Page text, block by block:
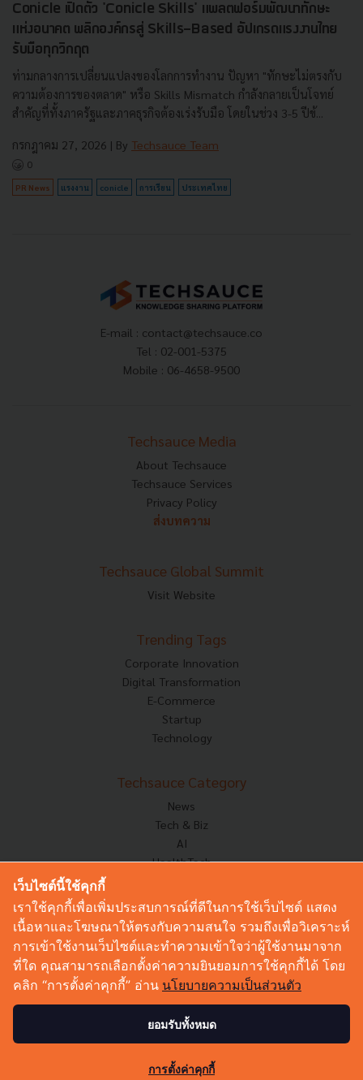
Conicle เปิดตัว 'Conicle Skills' แพลตฟอร์มพัฒนาทักษะ
แห่งอนาคต พลิกองค์กรสู่ Skills-Based อัปเกรดแรงงานไทย
รับมือทุกวิกฤต
ท่ามกลางการเปลี่ยนแปลงของโลกการทำงาน ปัญหา "ทักษะไม่ตรงกับ
ความต้องการของตลาด" หรือ Skills Mismatch กำลังกลายเป็นโจทย์
สำคัญที่ทั้งภาครัฐและภาคธุรกิจต้องเร่งรับมือ โดยในช่วง 3-5 ปีข้...
กรกฎาคม 27, 2026 | By Techsauce Team
0
PR News แรงงาน conicle การเรียน ประเทศไทย
E-mail : contact@techsauce.co
Tel : 02-001-5375
Mobile : 06-4658-9500
Techsauce Media
About Techsauce
Techsauce Services
Privacy Policy
ส่งบทความ
Techsauce Global Summit
Visit Website
Trending Tags
Corporate Innovation
Digital Transformation
E-Commerce
Startup
Technology
Techsauce Category
News
Tech & Biz
AI
HealthTech
Corp Innov
Saucy Thoughts
Sustainable
Videos
Podcast
© Copyright 2026 :Techsauce All rights reserved.
เว็บไซต์นี้ใช้คุกกี้
เราใช้คุกกี้เพื่อเพิ่มประสบการณ์ที่ดีในการใช้เว็บไซต์ แสดง
เนื้อหาและโฆษณาให้ตรงกับความสนใจ รวมถึงเพื่อวิเคราะห์
การเข้าใช้งานเว็บไซต์และทำความเข้าใจว่าผู้ใช้งานมาจาก
ที่ใด คุณสามารถเลือกตั้งค่าความยินยอมการใช้คุกกี้ได้ โดย
คลิก “การตั้งค่าคุกกี้” อ่าน นโยบายความเป็นส่วนตัว
ยอมรับทั้งหมด
การตั้งค่าคุกกี้